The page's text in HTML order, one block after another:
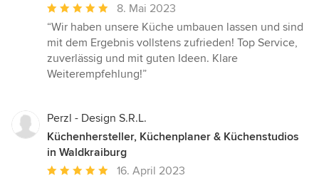
Durchschnittliche
Bewertung:
5
von
5
8. Mai 2023
“Wir haben unsere Küche umbauen lassen und sind
mit dem Ergebnis vollstens zufrieden! Top Service,
zuverlässig und mit guten Ideen. Klare
Weiterempfehlung!”
Perzl - Design S.R.L.
Küchenhersteller, Küchenplaner & Küchenstudios
in Waldkraiburg
Durchschnittliche16. April 2023